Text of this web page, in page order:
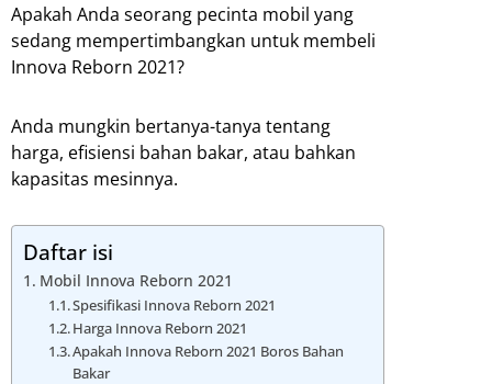
Apakah Anda seorang pecinta mobil yang
sedang mempertimbangkan untuk membeli
Innova Reborn 2021?
Anda mungkin bertanya-tanya tentang
harga, efisiensi bahan bakar, atau bahkan
kapasitas mesinnya.
Daftar isi
Mobil Innova Reborn 2021
Spesifikasi Innova Reborn 2021
Harga Innova Reborn 2021
Apakah Innova Reborn 2021 Boros Bahan
Bakar